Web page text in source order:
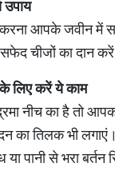
उपाय
करना आपके जवीन में
चीजों का दान
केलिएकरेंयेकाम
नीच का है तो
का तिलक भी
पानी से भरा बर्तन